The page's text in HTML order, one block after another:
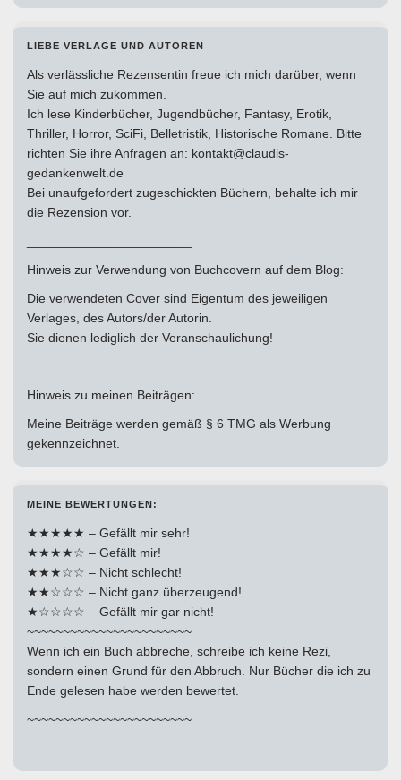
LIEBE VERLAGE UND AUTOREN
Als verlässliche Rezensentin freue ich mich darüber, wenn
Sie auf mich zukommen.
Ich lese Kinderbücher, Jugendbücher, Fantasy, Erotik,
Thriller, Horror, SciFi, Belletristik, Historische Romane. Bitte
richten Sie ihre Anfragen an: kontakt@claudis-
gedankenwelt.de
Bei unaufgefordert zugeschickten Büchern, behalte ich mir
die Rezension vor.
Hinweis zur Verwendung von Buchcovern auf dem Blog:
Die verwendeten Cover sind Eigentum des jeweiligen
Verlages, des Autors/der Autorin.
Sie dienen lediglich der Veranschaulichung!
Hinweis zu meinen Beiträgen:
Meine Beiträge werden gemäß § 6 TMG als Werbung
gekennzeichnet.
MEINE BEWERTUNGEN:
★★★★★ – Gefällt mir sehr!
★★★★☆ – Gefällt mir!
★★★☆☆ – Nicht schlecht!
★★☆☆☆ – Nicht ganz überzeugend!
★☆☆☆☆ – Gefällt mir gar nicht!
~~~~~~~~~~~~~~~~~~~~~~~
Wenn ich ein Buch abbreche, schreibe ich keine Rezi,
sondern einen Grund für den Abbruch. Nur Bücher die ich zu
Ende gelesen habe werden bewertet.
~~~~~~~~~~~~~~~~~~~~~~~